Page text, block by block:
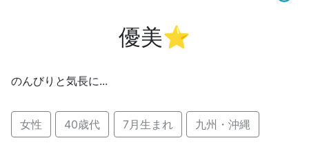
優美⭐︎
のんびりと気長に...
女性 40歳代 7月生まれ 九州・沖縄